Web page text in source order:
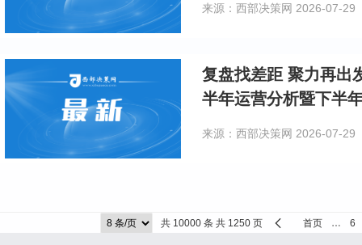
来源：西部决策网 2026-07-29
复盘找差距 聚力再出发——镇巴县妇幼保健院召开2026上
半年运营分析暨下半
来源：西部决策网 2026-07-29
共 10000 条 共 1250 页 首页 … 6